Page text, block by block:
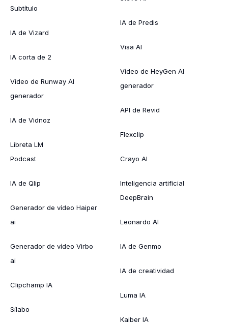
Subtítulo
IA de Vizard
IA corta de 2
Vídeo de Runway AI
generador
IA de Vidnoz
Libreta LM
Podcast
IA de Qlip
Generador de vídeo Haiper
ai
Generador de vídeo Virbo
ai
Clipchamp IA
Sílabo
IA de Predis
Visa AI
Vídeo de HeyGen AI
generador
API de Revid
Flexclip
Crayo AI
Inteligencia artificial
DeepBrain
Leonardo AI
IA de Genmo
IA de creatividad
Luma IA
Kaiber IA